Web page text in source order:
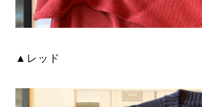
▲レッド